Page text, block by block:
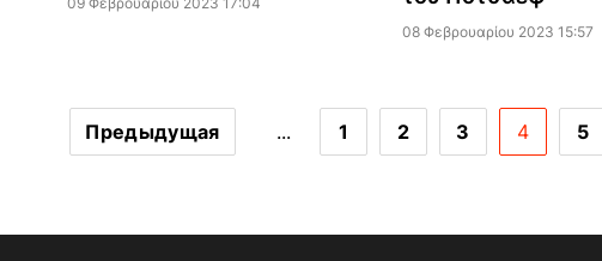
08 Φεβρουαρίου 2023 15:57
Предыдущая ... 1 2 3 4 5